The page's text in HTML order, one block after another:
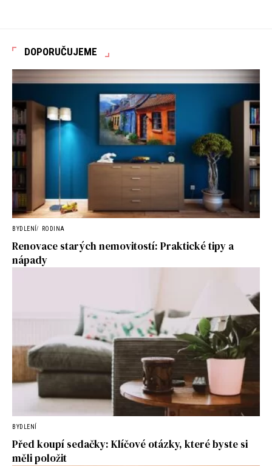
DOPORUČUJEME
BYDLENÍ RODINA
Renovace starých nemovitostí: Praktické tipy a
nápady
BYDLENÍ
Před koupí sedačky: Klíčové otázky, které byste si
měli položit